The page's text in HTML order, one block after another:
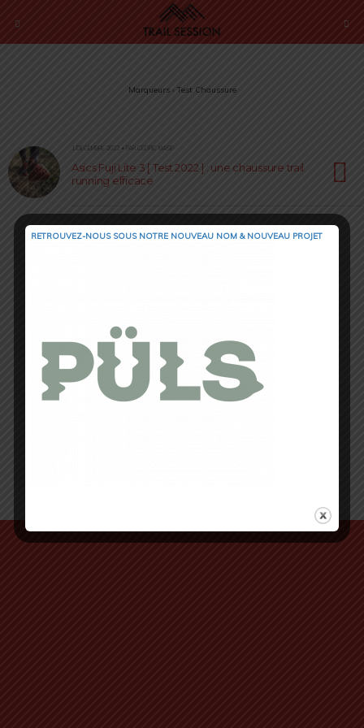
Marqueurs › Test Chaussure
1 DÉCEMBRE 2022 • PAR CÉDRIC MASIP
Asics Fuji Lite 3 [ Test 2022 ] : une chaussure trail
running efficace
RETROUVEZ-NOUS SOUS NOTRE NOUVEAU NOM & NOUVEAU PROJET